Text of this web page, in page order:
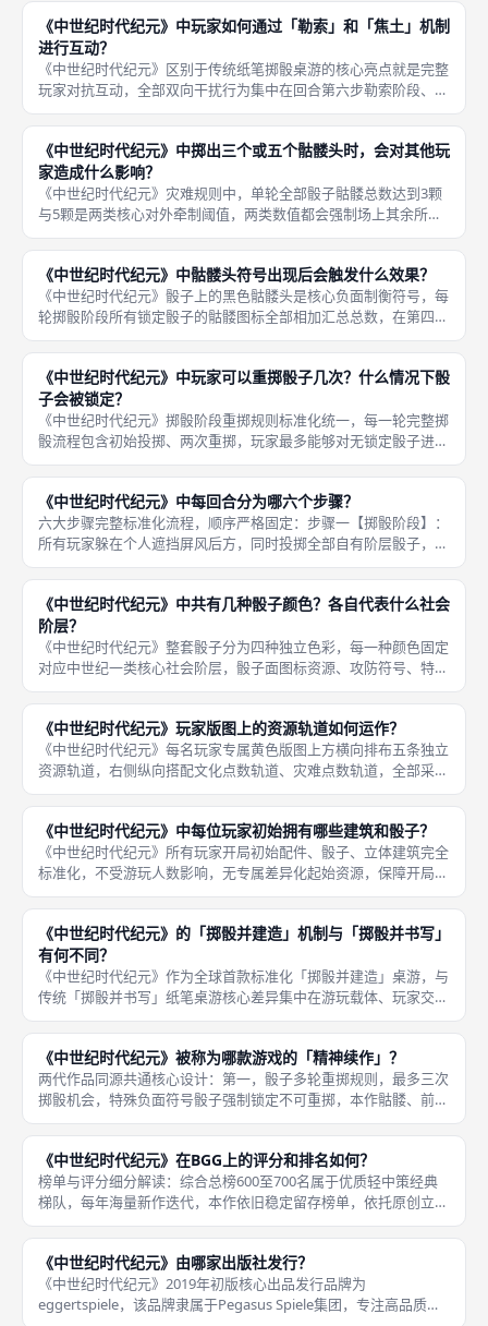
罚，强制玩家平衡农民骰子食物产出与高阶阶层骰子扩张的取舍，
不能无限制
《中世纪时代纪元》中玩家如何通过「勒索」和「焦土」机制
进行互动？
《中世纪时代纪元》区别于传统纸笔掷骰桌游的核心亮点就是完整
玩家对抗互动，全部双向干扰行为集中在回合第六步勒索阶段、第
四步灾难焦土阶段，「勒索」偏向即时资源抢夺，短期削减对手本
轮建造物资；「焦土」偏向长期空间封锁，永久压缩对手版图建造
格子，两
《中世纪时代纪元》中掷出三个或五个骷髅头时，会对其他玩
家造成什么影响？
《中世纪时代纪元》灾难规则中，单轮全部骰子骷髅总数达到3颗
与5颗是两类核心对外牵制阈值，两类数值都会强制场上其余所有
玩家执行焦土板块铺设操作，5颗骷髅接着叠加建筑拆除惩罚，是
多人对抗中主动压缩对手建造空间、摧毁核心产出建筑的关键博弈
手段，单
《中世纪时代纪元》中骷髅头符号出现后会触发什么效果？
《中世纪时代纪元》骰子上的黑色骷髅头是核心负面制衡符号，每
轮掷骰阶段所有锁定骰子的骷髅图标全部相加汇总总数，在第四灾
难步骤对照官方灾难判定表格，根据骷髅总数量触发分层负面惩
罚，惩罚分为作用于自身的内源灾难、作用于其他所有对手的外源
干扰灾难两
《中世纪时代纪元》中玩家可以重掷骰子几次？什么情况下骰
子会被锁定？
《中世纪时代纪元》掷骰阶段重掷规则标准化统一，每一轮完整掷
骰流程包含初始投掷、两次重掷，玩家最多能够对无锁定骰子进行
两次重掷操作，第三次掷骰结果永久固定无法更改；唯一锁定判定
条件为骰子表面出现黑色骷髅灾难图标，只要任意一次投掷出现骷
髅，该骰
《中世纪时代纪元》中每回合分为哪六个步骤？
六大步骤完整标准化流程，顺序严格固定：步骤一【掷骰阶段】：
所有玩家躲在个人遮挡屏风后方，同时投掷全部自有阶层骰子，最
多拥有两次重掷机会，任意掷出骷髅图标的骰子必须锁定，无法参
与后续重掷，三次掷骰结束后全部骰子摊开展示图标；步骤二【资
源收集阶
《中世纪时代纪元》中共有几种骰子颜色？各自代表什么社会
阶层？
《中世纪时代纪元》整套骰子分为四种独立色彩，每一种颜色固定
对应中世纪一类核心社会阶层，骰子面图标资源、攻防符号、特殊
增益完全区分，玩家通过建造对应专属建筑解锁新增颜色骰子，扩
充自身骰子池规模，四种阶层骰子搭配直接决定每回合资源产出偏
向，是本
《中世纪时代纪元》玩家版图上的资源轨道如何运作？
《中世纪时代纪元》每名玩家专属黄色版图上方横向排布五条独立
资源轨道，右侧纵向搭配文化点数轨道、灾难点数轨道，全部采用
可移动塑料刻度钉标记实时数值，每条轨道设置固定存储上限，骰
子产出超出上限的资源直接损耗作废，无法留存至下一回合，轨道
数值同步
《中世纪时代纪元》中每位玩家初始拥有哪些建筑和骰子？
《中世纪时代纪元》所有玩家开局初始配件、骰子、立体建筑完全
标准化，不受游玩人数影响，无专属差异化起始资源，保障开局绝
对公平，初始配置贴合中世纪底层农耕贵族基础设定，支撑前三轮
基础资源循环，无需额外抢夺公共建筑库存即可完成基础发育。完
整初始立
《中世纪时代纪元》的「掷骰并建造」机制与「掷骰并书写」
有何不同？
《中世纪时代纪元》作为全球首款标准化「掷骰并建造」桌游，与
传统「掷骰并书写」纸笔桌游核心差异集中在游玩载体、玩家交
互、空间布局策略、实体视觉反馈四大维度，二者虽然共享骰子获
取资源、三轮重掷基础框架，但策略深度、对局互动、复玩乐趣完
全不在同一
《中世纪时代纪元》被称为哪款游戏的「精神续作」？
两代作品同源共通核心设计：第一，骰子多轮重掷规则，最多三次
掷骰机会，特殊负面符号骰子强制锁定不可重掷，本作骷髅、前作
灾难标记规则逻辑完全同源；第二，多轨道资源积累体系，食物、
建材、贸易、文化四类核心资源依靠骰子图标产出，资源储备存在
轨道上限
《中世纪时代纪元》在BGG上的评分和排名如何？
榜单与评分细分解读：综合总榜600至700名属于优质轻中策经典
梯队，每年海量新作迭代，本作依旧稳定留存榜单，依托原创立体
实体建造机制、强玩家互动体系形成不可替代品类定位；掷骰机制
专属分类榜单稳居第8位，大量桌游博主将其列为区别于纸笔掷骰
桌游
《中世纪时代纪元》由哪家出版社发行？
《中世纪时代纪元》2019年初版核心出品发行品牌为
eggertspiele，该品牌隶属于Pegasus Spiele集团，专注高品质德